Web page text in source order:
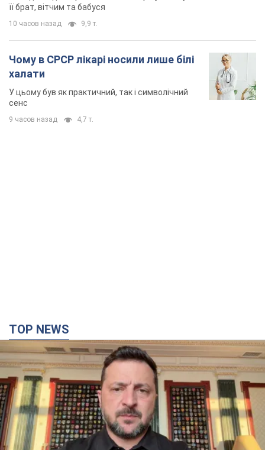
"Захист нашого життя": Зеленський про
антибалістику FREYJA, санкції проти Росії й
підтримку аграріїв. Відео
Європейські партнери долучаються до спільного проєкту
2 часа назад 25,0 т.
"Балістика вбиває людей": Сікорський закликав
обговорити перехоплення ворожих ракет над